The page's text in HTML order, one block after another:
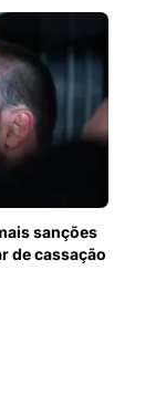
sanções
de cassação